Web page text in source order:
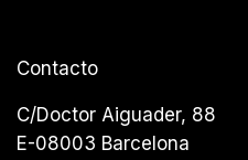
Contacto
C/Doctor Aiguader, 88
E-08003 Barcelona